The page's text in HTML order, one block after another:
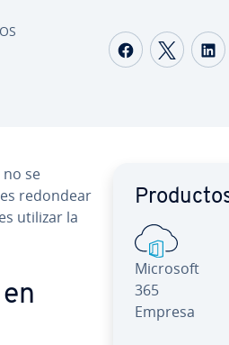
Compartir
se
redondear
utilizar la
Microsoft
365
Empresa